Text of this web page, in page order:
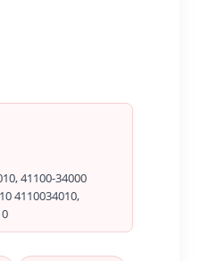
41100-34000
4110034010,